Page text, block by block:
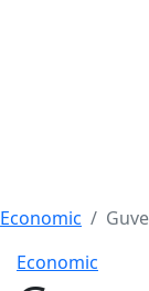
Economic
Economic